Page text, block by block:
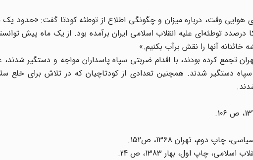
هوایی وقت، درباره میزان و چگونگی اطلاع از توطئه کودتا گفت: «حدود
درصدد توطئه‌ای علیه انقلاب اسلامی ایران برآمده بود. از یک ماه پیش
خائنانه آنها را نقش برآب بکنیم.»
تجمع کرده بودند، با اقدام ضربتی سپاه پاسداران مواجه و دستگیر شدند،
دستگیر شدند. همچنین تعدادی از کودتاچیان که در تلاش برای خلع